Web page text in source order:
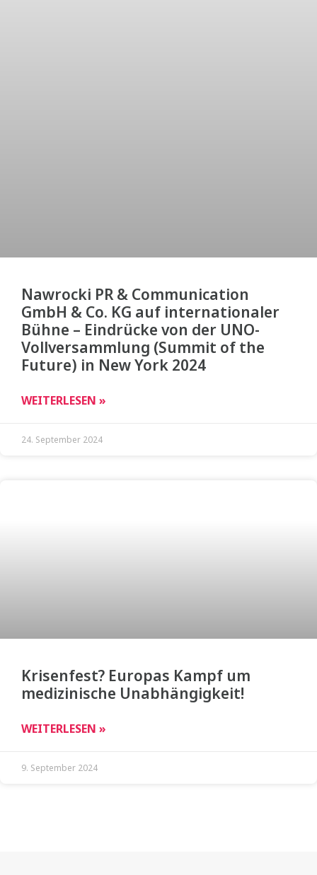
Nawrocki PR & Communication
GmbH & Co. KG auf internationaler
Bühne – Eindrücke von der UNO-
Vollversammlung (Summit of the
Future) in New York 2024
WEITERLESEN »
24. September 2024
Krisenfest? Europas Kampf um
medizinische Unabhängigkeit!
WEITERLESEN »
9. September 2024